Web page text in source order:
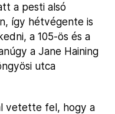
a pesti alsó
így hétvégente is
a 105-ös és a
a Jane Haining
utca
vetette fel, hogy a